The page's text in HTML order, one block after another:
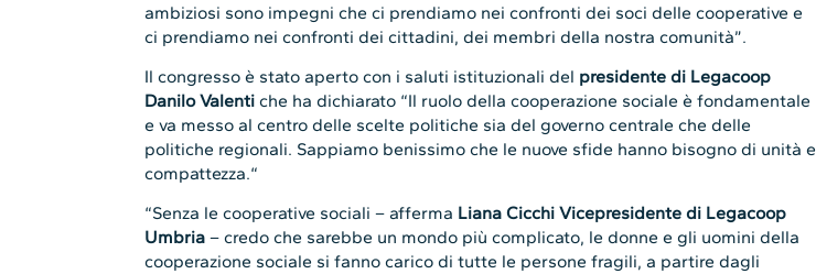
ambiziosi sono impegni che ci prendiamo nei confronti dei soci delle cooperative e
ci prendiamo nei confronti dei cittadini, dei membri della nostra comunità”.
Il congresso è stato aperto con i saluti istituzionali del presidente di Legacoop
Danilo Valenti che ha dichiarato “Il ruolo della cooperazione sociale è fondamentale
e va messo al centro delle scelte politiche sia del governo centrale che delle
politiche regionali. Sappiamo benissimo che le nuove sfide hanno bisogno di unità e
compattezza.“
“Senza le cooperative sociali – afferma Liana Cicchi Vicepresidente di Legacoop
Umbria – credo che sarebbe un mondo più complicato, le donne e gli uomini della
cooperazione sociale si fanno carico di tutte le persone fragili, a partire dagli